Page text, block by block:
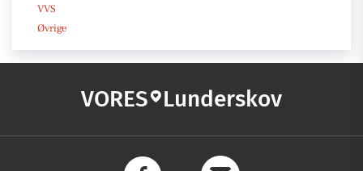
VVS
Øvrige
VORES Lunderskov